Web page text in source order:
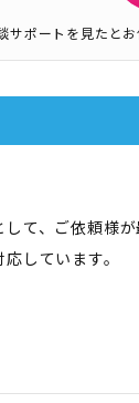
サポートを見たとお
て、ご依頼様
しています。